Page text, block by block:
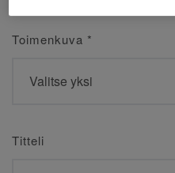
Toimenkuva *
Titteli